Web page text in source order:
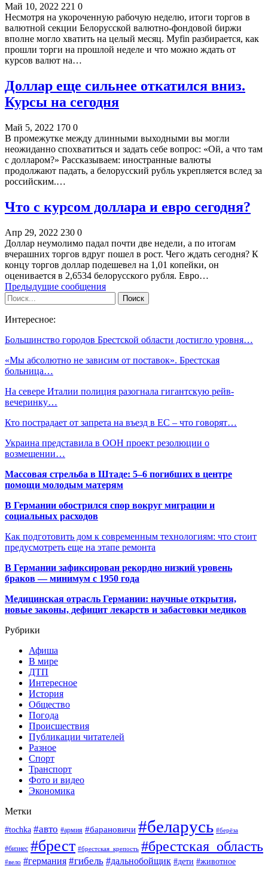
Май 10, 2022 221 0
Несмотря на укороченную рабочую неделю, итоги торгов в
валютной секции Белорусской валютно-фондовой биржи
вполне могло хватить на целый месяц. Myfin разбирается, как
прошли торги на прошлой неделе и что можно ждать от
курсов валют на…
Доллар еще сильнее откатился вниз.
Курсы на сегодня
Май 5, 2022 170 0
В промежутке между длинными выходными вы могли
неожиданно спохватиться и задать себе вопрос: «Ой, а что там
с долларом?» Рассказываем: иностранные валюты
продолжают падать, а белорусский рубль укрепляется вслед за
российским.…
Что с курсом доллара и евро сегодня?
Апр 29, 2022 230 0
Доллар неумолимо падал почти две недели, а по итогам
вчерашних торгов вдруг пошел в рост. Чего ждать сегодня? К
концу торгов доллар подешевел на 1,01 копейки, он
оценивается в 2,6534 белорусского рубля. Евро…
Предыдущие сообщения
Интересное:
Большинство городов Брестской области достигло уровня…
«Мы абсолютно не зависим от поставок». Брестская
больница…
На севере Италии полиция разогнала гигантскую рейв-
вечеринку…
Кто пострадает от запрета на въезд в ЕС – что говорят…
Украина представила в ООН проект резолюции о
возмещении…
Массовая стрельба в Штаде: 5–6 погибших в центре
помощи молодым матерям
В Германии обострился спор вокруг миграции и
социальных расходов
Как подготовить дом к современным технологиям: что стоит
предусмотреть еще на этапе ремонта
В Германии зафиксирован рекордно низкий уровень
браков — минимум с 1950 года
Медицинская отрасль Германии: научные открытия,
новые законы, дефицит лекарств и забастовки медиков
Рубрики
Афиша
В мире
ДТП
Интересное
История
Общество
Погода
Происшествия
Публикации читателей
Разное
Спорт
Транспорт
Фото и видео
Экономика
Метки
#tochka #авто #армия #барановичи #беларусь #берёза
#бизнес #брест #брестская_крепость #брестская_область
#вело #германия #гибель #дальнобойщик #дети #животное